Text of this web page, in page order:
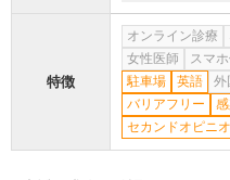
特徴
オンライン診療
女性医師
スマ
駐車場
英語 外
バリアフリー
セカンドオピニ